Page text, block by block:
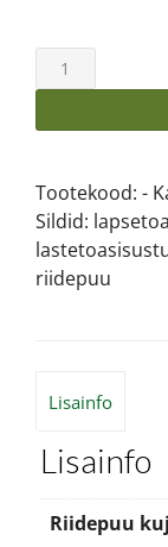
Tootekood: -
Sildid:
riidepuu
Lisainfo
Lisainfo
Riidepuu